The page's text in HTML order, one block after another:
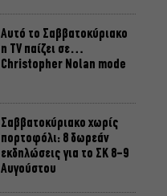
Αυτό το Σαββατοκύριακο
η TV παίζει σε…
Christopher Nolan mode
Σαββατοκύριακο χωρίς
πορτοφόλι: 8 δωρεάν
εκδηλώσεις για το ΣΚ 8-9
Αυγούστου